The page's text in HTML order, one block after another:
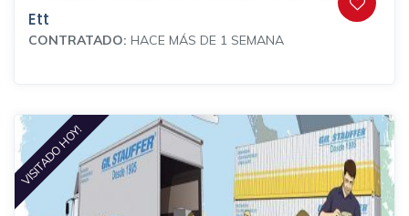
Ett
CONTRATADO: HACE MÁS DE 1 SEMANA
VISITADO HOY!